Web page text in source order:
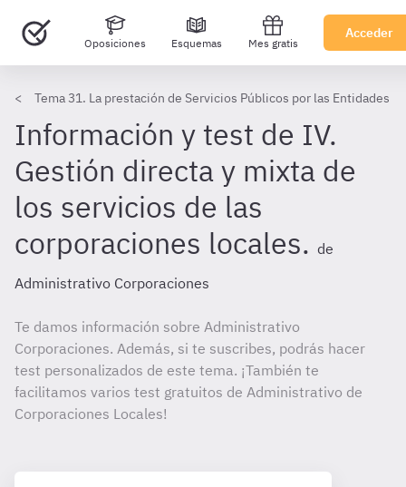
Oposiciones Esquemas Mes gratis
Acceder
Tema 31. La prestación de Servicios Públicos por las Entidades
Información y test de IV.
Gestión directa y mixta de
los servicios de las
corporaciones locales. de
Administrativo Corporaciones
Te damos información sobre Administrativo
Corporaciones. Además, si te suscribes, podrás hacer
test personalizados de este tema. ¡También te
facilitamos varios test gratuitos de Administrativo de
Corporaciones Locales!